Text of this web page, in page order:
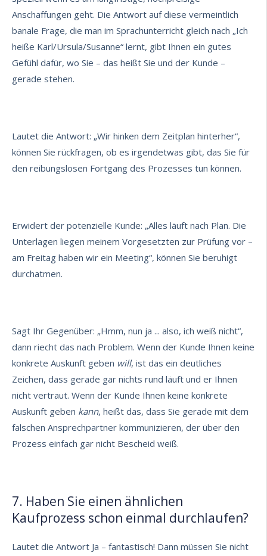
Anschaffungen geht. Die Antwort auf diese vermeintlich
banale Frage, die man im Sprachunterricht gleich nach „Ich
heiße Karl/Ursula/Susanne“ lernt, gibt Ihnen ein gutes
Gefühl dafür, wo Sie – das heißt Sie und der Kunde –
gerade stehen.
Lautet die Antwort: „Wir hinken dem Zeitplan hinterher“,
können Sie rückfragen, ob es irgendetwas gibt, das Sie für
den reibungslosen Fortgang des Prozesses tun können.
Erwidert der potenzielle Kunde: „Alles läuft nach Plan. Die
Unterlagen liegen meinem Vorgesetzten zur Prüfung vor –
am Freitag haben wir ein Meeting“, können Sie beruhigt
durchatmen.
Sagt Ihr Gegenüber: „Hmm, nun ja ... also, ich weiß nicht“,
dann riecht das nach Problem. Wenn der Kunde Ihnen keine
konkrete Auskunft geben will, ist das ein deutliches
Zeichen, dass gerade gar nichts rund läuft und er Ihnen
nicht vertraut. Wenn der Kunde Ihnen keine konkrete
Auskunft geben kann, heißt das, dass Sie gerade mit dem
falschen Ansprechpartner kommunizieren, der über den
Prozess einfach gar nicht Bescheid weiß.
7. Haben Sie einen ähnlichen
Kaufprozess schon einmal durchlaufen?
Lautet die Antwort Ja – fantastisch! Dann müssen Sie nicht